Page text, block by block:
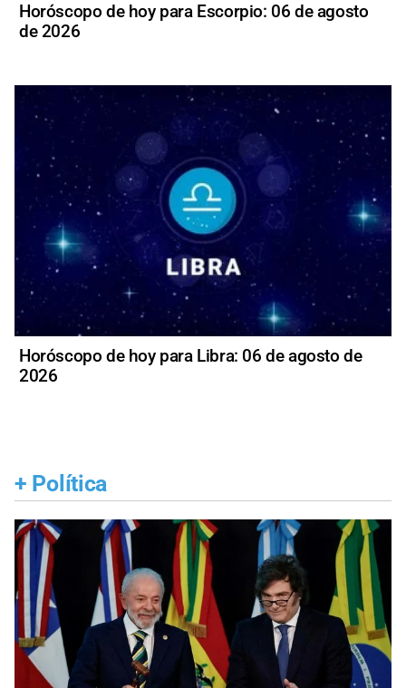
Horóscopo de hoy para Escorpio: 06 de agosto
de 2026
Horóscopo de hoy para Libra: 06 de agosto de
2026
+ Política